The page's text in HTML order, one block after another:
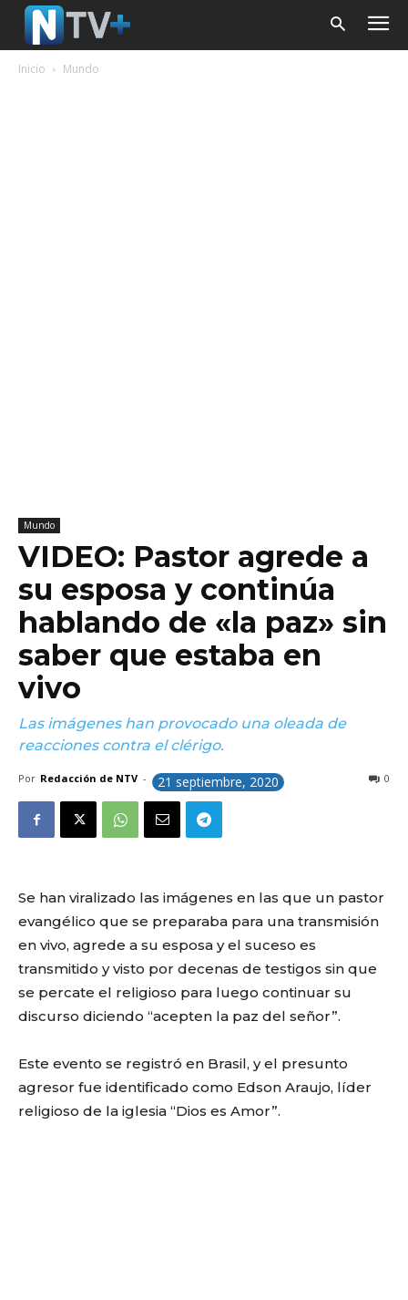
Inicio Mundo
Mundo
VIDEO: Pastor agrede a
su esposa y continúa
hablando de «la paz» sin
saber que estaba en
vivo
Las imágenes han provocado una oleada de
reacciones contra el clérigo.
Por Redacción de NTV - 21 septiembre, 2020 0
Se han viralizado las imágenes en las que un pastor
evangélico que se preparaba para una transmisión
en vivo, agrede a su esposa y el suceso es
transmitido y visto por decenas de testigos sin que
se percate el religioso para luego continuar su
discurso diciendo “acepten la paz del señor”.
Este evento se registró en Brasil, y el presunto
agresor fue identificado como Edson Araujo, líder
religioso de la iglesia “Dios es Amor”.